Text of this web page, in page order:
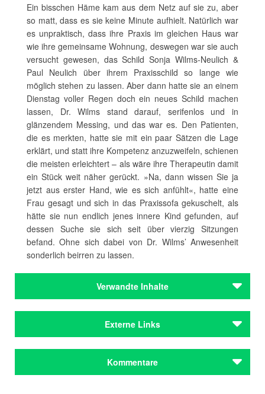
Ein bisschen Häme kam aus dem Netz auf sie zu, aber
so matt, dass es sie keine Minute aufhielt. Natürlich war
es unpraktisch, dass ihre Praxis im gleichen Haus war
wie ihre gemeinsame Wohnung, deswegen war sie auch
versucht gewesen, das Schild Sonja Wilms-Neulich &
Paul Neulich über ihrem Praxisschild so lange wie
möglich stehen zu lassen. Aber dann hatte sie an einem
Dienstag voller Regen doch ein neues Schild machen
lassen, Dr. Wilms stand darauf, serifenlos und in
glänzendem Messing, und das war es. Den Patienten,
die es merkten, hatte sie mit ein paar Sätzen die Lage
erklärt, und statt ihre Kompetenz anzuzweifeln, schienen
die meisten erleichtert – als wäre ihre Therapeutin damit
ein Stück weit näher gerückt. »Na, dann wissen Sie ja
jetzt aus erster Hand, wie es sich anfühlt«, hatte eine
Frau gesagt und sich in das Praxissofa gekuschelt, als
hätte sie nun endlich jenes innere Kind gefunden, auf
dessen Suche sie sich seit über vierzig Sitzungen
befand. Ohne sich dabei von Dr. Wilms’ Anwesenheit
sonderlich beirren zu lassen.
Verwandte Inhalte
Scharnigg, Max
Autoren
Externe Links
Kommentare